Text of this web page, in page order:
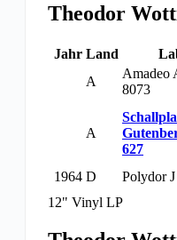
Theodor
Jahr Land
A
Amadeo
8073
A
627
1964 D Polydor
12" Vinyl LP